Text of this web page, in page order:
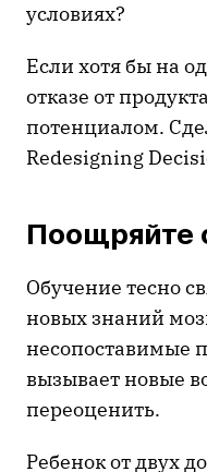
условиях?
Если хотя бы на
отказе от
потенциалом.
Redesigning
Поощряйте
Обучение тесно
новых знаний
несопоставимые
вызывает новые
переоценить.
Ребенок от двух